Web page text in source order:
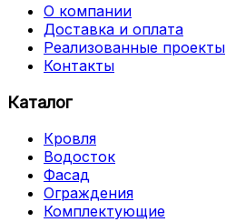
О компании
Доставка и оплата
Реализованные проекты
Контакты
Каталог
Кровля
Водосток
Фасад
Ограждения
Комплектующие